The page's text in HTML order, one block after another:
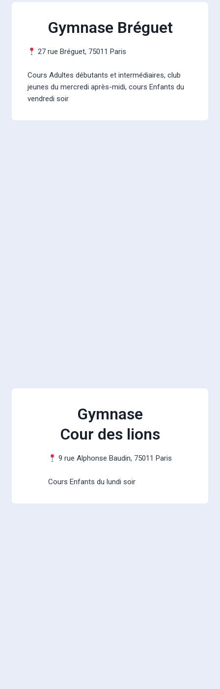
Gymnase Bréguet
27 rue Bréguet, 75011 Paris
Cours Adultes débutants et intermédiaires, club
jeunes du mercredi après-midi, cours Enfants du
vendredi soir
Gymnase
Cour des lions
9 rue Alphonse Baudin, 75011 Paris
Cours Enfants du lundi soir